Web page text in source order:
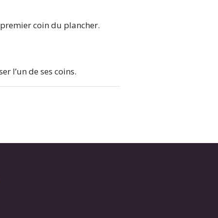
coin du plancher.
l’un de ses coins.